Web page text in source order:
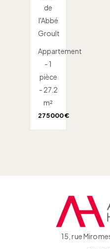
de
l'Abbé
Groult
Appartement
- 1
pièce
- 27.2
m²
275 000 €
15, rue